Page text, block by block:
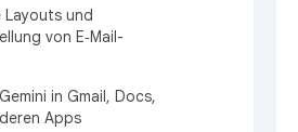
Layouts und
von E‑Mail-
in Gmail, Docs,
Apps